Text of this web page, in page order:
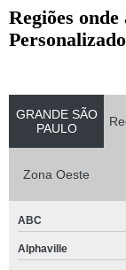
Regiões
GRANDE SÃO
PAULO
Zona Oeste
ABC
Alphaville